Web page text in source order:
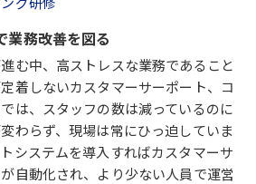
業務改善を図る
む中、高ストレスな業務であること
着しないカスタマーサーポート、コ
は、スタッフの数は減っているのに
わらず、現場は常にひっ迫していま
システムを導入すればカスタマーサ
自動化され、より少ない人員で運営